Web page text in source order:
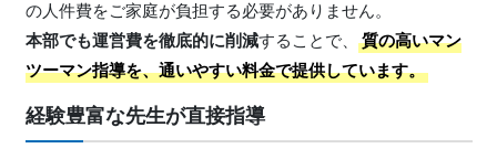
の人件費をご家庭が負担する必要がありません。
本部でも運営費を徹底的に削減することで、
質の高いマン
ツーマン指導を、通いやすい料金で提供しています。
経験豊富な先生が直接指導